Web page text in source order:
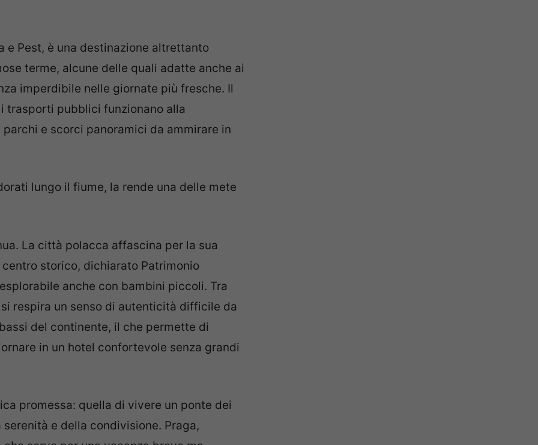
e Pest, è una destinazione altrettanto
terme, alcune delle quali adatte anche ai
imperdibile nelle giornate più fresche. Il
trasporti pubblici funzionano alla
e scorci panoramici da ammirare in
lungo il fiume, la rende una delle mete
La città polacca affascina per la sua
storico, dichiarato Patrimonio
anche con bambini piccoli. Tra
respira un senso di autenticità difficile da
del continente, il che permette di
in un hotel confortevole senza grandi
promessa: quella di vivere un ponte dei
e della condivisione. Praga,